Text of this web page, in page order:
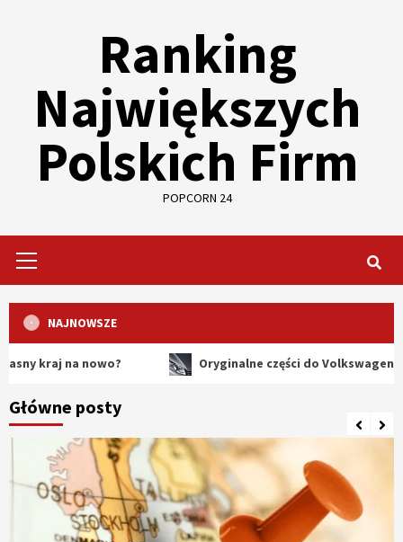
Ranking
Największych
Polskich Firm
POPCORN 24
Menu
NAJNOWSZE
na nowo? Oryginalne części do Volkswagena –
Główne posty